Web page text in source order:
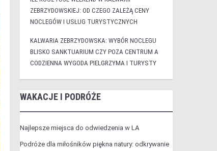
ZEBRZYDOWSKIEJ: OD CZEGO ZALEŻĄ CENY
NOCLEGÓW I USŁUG TURYSTYCZNYCH
KALWARIA ZEBRZYDOWSKA: WYBÓR NOCLEGU
BLISKO SANKTUARIUM CZY POZA CENTRUM A
CODZIENNA WYGODA PIELGRZYMA I TURYSTY
WAKACJE I PODRÓŻE
Najlepsze miejsca do odwiedzenia w LA
Podróże dla miłośników piękna natury: odkrywanie